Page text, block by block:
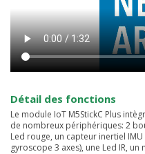
Détail des fonctions
Le module IoT M5StickC Plus
de nombreux périphériques: 2
Led rouge, un capteur inertiel
gyroscope 3 axes), une Led IR,